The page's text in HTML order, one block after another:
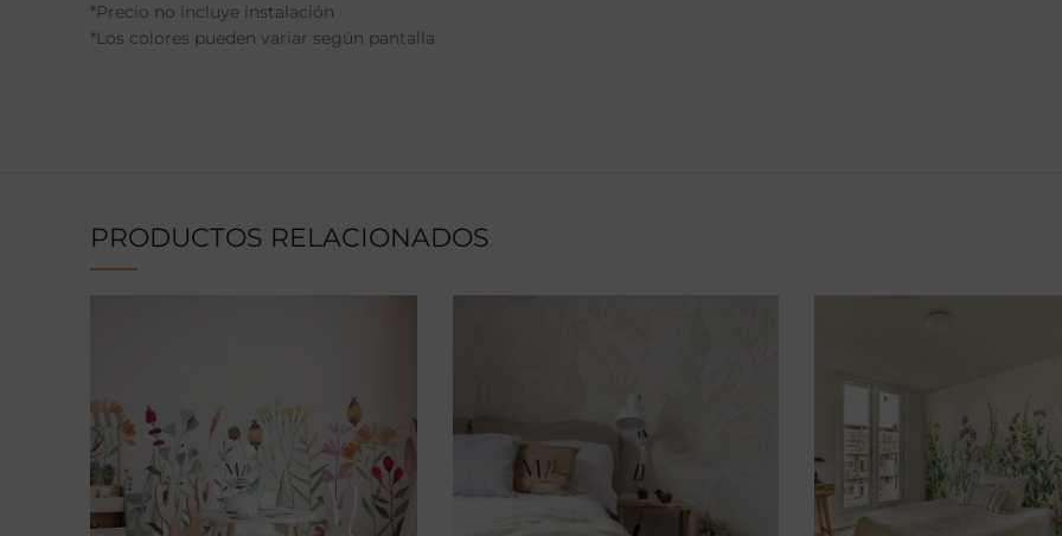
*Precio no incluye instalación
*Los colores pueden variar según pantalla
PRODUCTOS RELACIONADOS